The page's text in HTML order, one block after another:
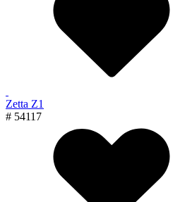
Zetta Z1
# 54117